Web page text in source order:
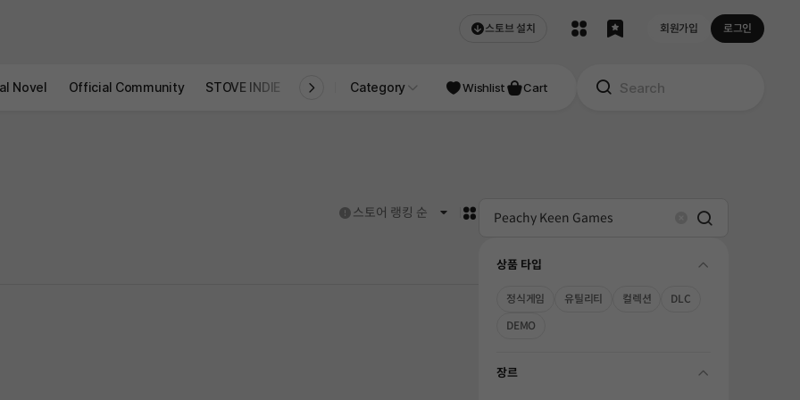
스토브 설치 회원가입 로그인
Novel Official Community STOVE INDIE Studio Category Wishlist Cart
도움말
스토어 랭킹 순 카드형 ClearSearch
상품 타입 folding
정식게임 유틸리티 컬렉션
DLC
DEMO
장르 folding